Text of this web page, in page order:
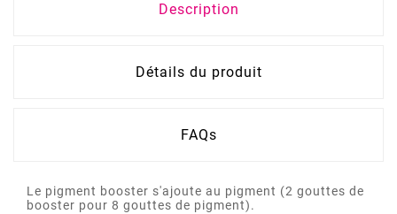
Description
Détails du produit
FAQs
Le pigment booster s'ajoute au pigment (2 gouttes de
booster pour 8 gouttes de pigment).